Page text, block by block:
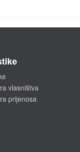
vlasništva
prijenosa